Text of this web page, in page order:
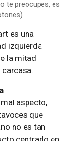
te preocupes, es
es una
izquierda
la mitad
carcasa.
aspecto,
que
no es tan